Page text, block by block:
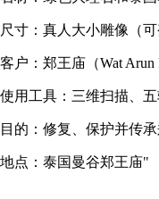
尺寸：真人大小雕像（可
客户：郑王庙（Wat Arun
使用工具：三维扫描、
目的：修复、保护并传
地点：泰国曼谷郑王庙"